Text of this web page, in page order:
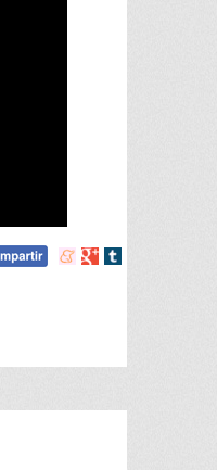
Compartir
Compartir
Compartir